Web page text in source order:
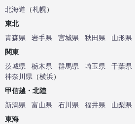
北海道 （札幌）
東北
青森県
岩手県 宮城県 秋田県 山形県
関東
茨城県
栃木県 群馬県 埼玉県 千葉県
神奈川県 （横浜）
甲信越・北陸
新潟県
富山県 石川県 福井県 山梨県
東海